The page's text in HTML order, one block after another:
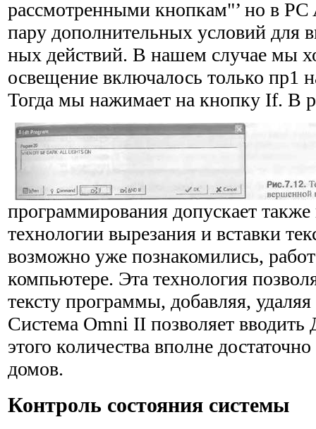
рассмотренными кнопкам"’ но в PC
пару дополнительных условий для
ных действий. В нашем случае мы
освещение включалось только пр1
Тогда мы нажимает на кнопку If. В
программирования допускает
технологии вырезания и вставки
возможно уже познакомились,
компьютере. Эта технология
тексту программы, добавляя,
Система Omni II позволяет
этого количества вполне
домов.
Контроль состояния системы